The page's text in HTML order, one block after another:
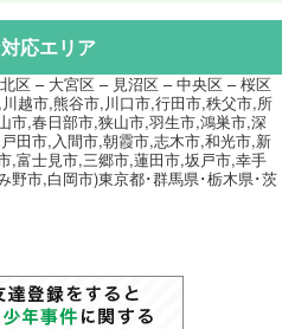
応エリア
区 – 大宮区 – 見沼区 – 中央区 – 桜区
越市,熊谷市,川口市,行田市,秩父市,所
市,春日部市,狭山市,羽生市,鴻巣市,深
田市,入間市,朝霞市,志木市,和光市,新
,富士見市,三郷市,蓮田市,坂戸市,幸手
野市,白岡市)東京都･群馬県･栃木県･茨